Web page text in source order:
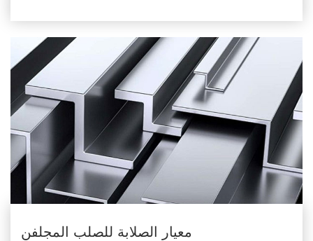
معيار الصلابة للصلب المجلفن